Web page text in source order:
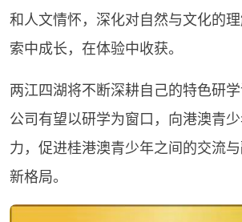
和人文情怀，深化对自然与文化的
索中成长，在体验中收获。
两江四湖将不断深耕自己的特色研
公司有望以研学为窗口，向港澳青
力，促进桂港澳青少年之间的交流
新格局。